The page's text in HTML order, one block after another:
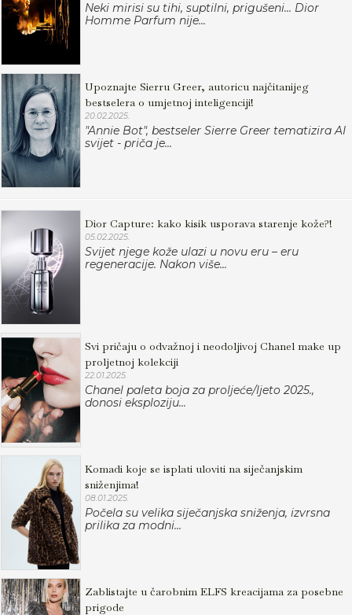
Neki mirisi su tihi, suptilni, prigušeni... Dior
Homme Parfum nije...
Upoznajte Sierru Greer, autoricu najčitanijeg
bestselera o umjetnoj inteligenciji!
20.02.2025.
"Annie Bot", bestseler Sierre Greer tematizira AI
svijet - priča je...
Dior Capture: kako kisik usporava starenje kože?!
05.02.2025.
Svijet njege kože ulazi u novu eru – eru
regeneracije. Nakon više...
Svi pričaju o odvažnoj i neodoljivoj Chanel make up
proljetnoj kolekciji
22.01.2025.
Chanel paleta boja za proljeće/ljeto 2025.,
donosi eksploziju...
Komadi koje se isplati uloviti na siječanjskim
sniženjima!
08.01.2025.
Počela su velika siječanjska sniženja, izvrsna
prilika za modni...
Zablistajte u čarobnim ELFS kreacijama za posebne
prigode